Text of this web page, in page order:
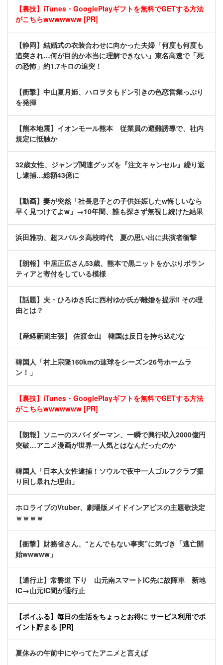
【裏技】iTunes・GooglePlayギフトを無料でGETする方法
がこちらwwwwwww [PR]
【静岡】結婚式の衣装合わせに向かった夫婦「何度も何度も
追突され…何が目的か本当に理解できない」東名高速で「死
の恐怖」約1.7キロの追突！
【衝撃】中山夏月姫、ハロヲタもドン引きの色恋営業っぷり
を発揮
【熊本地震】イオンモール熊本 従業員の避難誘導で、社内
規定に抵触か
32歳女性、ジャンプ関連グッズを『注文キャンセル』繰り返
し逮捕…総額43億に
【動画】妻が突然「社長息子との子供妊娠したw悔しいなら
早く見つけてよw」→10年間、誰も探さず無視し続けた結果
浜田雅功、超スパルタ高校時代 夏の思い出に共演者衝撃
【朗報】中居正広さん53歳、熊本で黒ニットをかぶりボラン
ティアと寄付をしている模様
【話題】夫・ひろゆき氏に西村ゆか氏が離婚を提示‼ その理
由とは？
【産経新聞主張】 佐渡金山 韓国は反日を持ち込むな
韓国人「村上宗隆160kmの速球をシーズン26号ホームラ
ン！」
【裏技】iTunes・GooglePlayギフトを無料でGETする方法
がこちらwwwwwww [PR]
【朗報】ソニーのスパイダーマン、一瞬で興行収入2000億円
突破…アニメ漫画が世界一人気とはなんだったのか
韓国人「日本人女性逮捕！ソウルで夜中一人ゴルフクラブ振
り回し暴れた理由」
ホロライブのVtuber、劇場版メイドインアビスの主題歌決定
ｗｗｗｗ
【衝撃】財務省さん、“とんでもない事実”に気づき「逃亡開
始wwwww」
【通行止】常磐道 下り 山元南スマートIC先に故障車 新地
IC→山元IC間が通行止
【ポイふる】毎日の生活をちょっとお得に サービス利用でポ
イント貯まる [PR]
夏休みの午前中にやってたアニメと言えば